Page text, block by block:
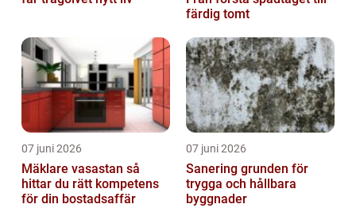
färdig tomt
07 juni 2026
Mäklare vasastan så
hittar du rätt kompetens
för din bostadsaffär
07 juni 2026
Sanering grunden för
trygga och hållbara
byggnader